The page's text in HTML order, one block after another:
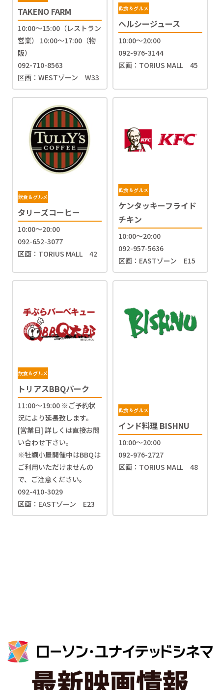
TAKENO FARM
10:00～15:00（レストラン
営業） 10:00～17:00（物
販）
092-710-8563
区画：WESTゾーン W33
飲食＆グルメ
ヘルシージュース
10:00～20:00
092-976-3144
区画：TORIUS MALL 45
飲食＆グルメ
タリーズコーヒー
10:00～20:00
092-652-3077
区画：TORIUS MALL 42
飲食＆グルメ
ケンタッキーフライド
チキン
10:00〜20:00
092-957-5636
区画：EASTゾーン E15
飲食＆グルメ
トリアスBBQパーク
11:00〜19:00 ※ご予約状
況により延長致します。
[営業日] 詳しくは直接お問
い合わせ下さい。
※牡蠣小屋開催中はBBQは
ご利用いただけませんの
で、ご注意ください。
092-410-3029
区画：EASTゾーン E23
飲食＆グルメ
インド料理 BISHNU
10:00～20:00
092-976-2727
区画：TORIUS MALL 48